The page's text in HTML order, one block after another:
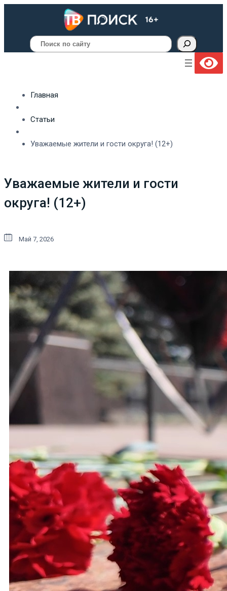
Поиск
Главная
Статьи
Уважаемые жители и гости округа! (12+)
Уважаемые жители и гости
округа! (12+)
Май 7, 2026